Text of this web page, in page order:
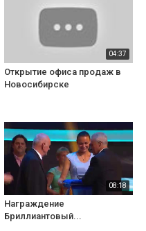
04:37
Открытие офиса продаж в
Новосибирске
08:18
Награждение
Бриллиантовый...